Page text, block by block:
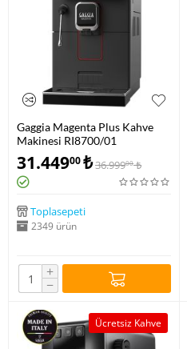
Gaggia Magenta Plus Kahve
Makinesi RI8700/01
31.44900₺36.99900 ₺
Toplasepeti
2349 ürün
+
−
Ücretsiz Kahve